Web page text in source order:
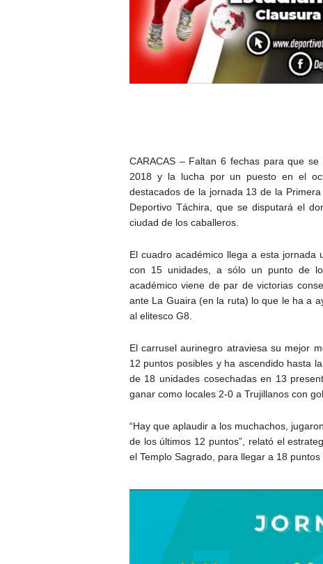
CARACAS – Faltan 6 fechas para que
2018 y la lucha por un puesto en el
destacados de la jornada 13 de la
Deportivo Táchira, que se disputará el
ciudad de los caballeros.
El cuadro académico llega a esta jornada
con 15 unidades, a sólo un punto de
académico viene de par de victorias
ante La Guaira (en la ruta) lo que le ha a
al elitesco G8.
El carrusel aurinegro atraviesa su mejor
12 puntos posibles y ha ascendido hasta
de 18 unidades cosechadas en 13
ganar como locales 2-0 a Trujillanos con
“Hay que aplaudir a los muchachos,
de los últimos 12 puntos”, relató el
el Templo Sagrado, para llegar a 18